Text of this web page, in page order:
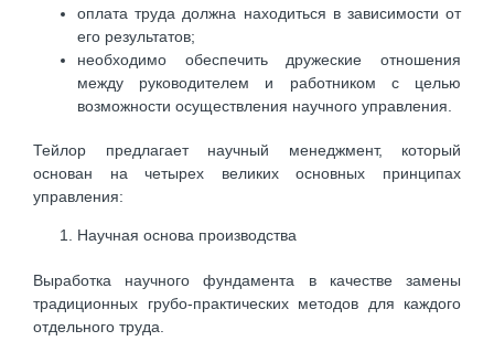
оплата труда должна находиться в зависимости от
его результатов;
необходимо обеспечить дружеские отношения
между руководителем и работником с целью
возможности осуществления научного управления.
Тейлор предлагает научный менеджмент, который
основан на четырех великих основных принципах
управления:
Научная основа производства
Выработка научного фундамента в качестве замены
традиционных грубо-практических методов для каждого
отдельного труда.